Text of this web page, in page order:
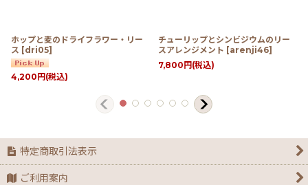
ホップと麦のドライフラワー・リー
ス [dri05]
4,200 円 (税込)
チューリップとシンビジウムのリー
スアレンジメント [arenji46]
7,800円(税込)
特定商取引法表示
ご利用案内